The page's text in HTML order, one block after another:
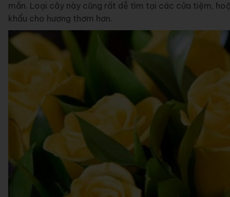
mắn. Loại cây này cũng rất dễ tìm tại các cửa tiệm,
khẩu cho hương thơm hơn.